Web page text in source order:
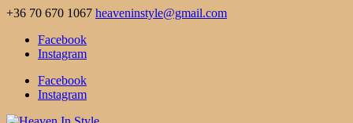
+36 70 670 1067 heaveninstyle@gmail.com
Facebook
Instagram
Facebook
Instagram